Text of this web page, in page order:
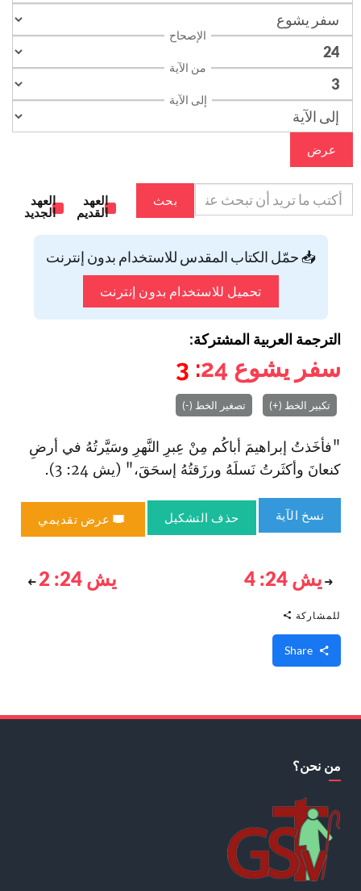
الإصحاح
من الآية
إلى الآية
عرض
بحث
العهد
القديم
العهد
الجديد
📥 حمّل الكتاب المقدس للاستخدام بدون إنترنت
تحميل للاستخدام بدون إنترنت
الترجمة العربية المشتركة:
سفر يشوع 24
: 3
تكبير الخط (+) تصغير الخط (-)
"فأخَذتُ إبراهيمَ أباكُم مِنْ عِبرِ النَّهرِ وسَيَّرتُهُ في أرضِ
كنعانَ وأكثَرتُ نَسلَهُ ورزَقتُهُ إسحَقَ‌،" (يش 24: 3).
نسخ الآية حذف التشكيل عرض تقديمي
يش 24: 4 يش 24: 2
للمشاركة
من نحن؟